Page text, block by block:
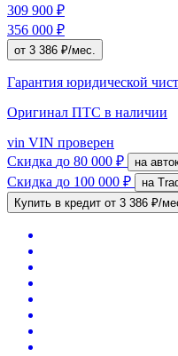
309 900 ₽
356 000 ₽
от 3 386 ₽/мес.
Гарантия юридической
Оригинал ПТС в наличии
vin VIN проверен
Скидка до 80 000 ₽ на
Скидка до 100 000 ₽
на
Купить в кредит от 3 386 ₽/